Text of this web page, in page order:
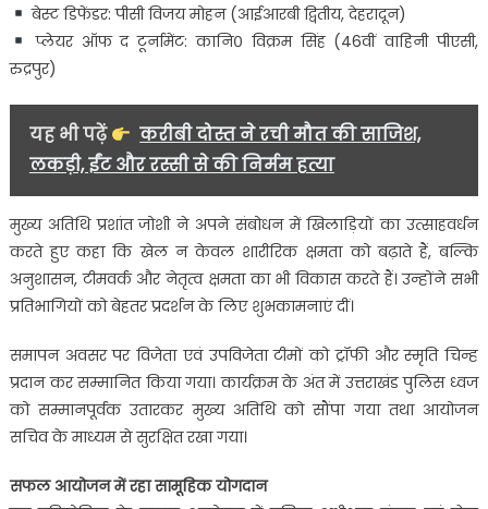
बेस्ट डिफेंडर: पीसी विजय मोहन (आईआरबी द्वितीय, देहरादून)
प्लेयर ऑफ द टूर्नामेंट: कानि० विक्रम सिंह (46वीं वाहिनी पीएसी,
रुद्रपुर)
यह भी पढ़ें
करीबी दोस्त ने रची मौत की साजिश,
लकड़ी, ईंट और रस्सी से की निर्मम हत्या
मुख्य अतिथि प्रशांत जोशी ने अपने संबोधन में खिलाड़ियों का उत्साहवर्धन
करते हुए कहा कि खेल न केवल शारीरिक क्षमता को बढ़ाते हैं, बल्कि
अनुशासन, टीमवर्क और नेतृत्व क्षमता का भी विकास करते हैं। उन्होंने सभी
प्रतिभागियों को बेहतर प्रदर्शन के लिए शुभकामनाएं दीं।
समापन अवसर पर विजेता एवं उपविजेता टीमों को ट्रॉफी और स्मृति चिन्ह
प्रदान कर सम्मानित किया गया। कार्यक्रम के अंत में उत्तराखंड पुलिस ध्वज
को सम्मानपूर्वक उतारकर मुख्य अतिथि को सौंपा गया तथा आयोजन
सचिव के माध्यम से सुरक्षित रखा गया।
सफल आयोजन में रहा सामूहिक योगदान